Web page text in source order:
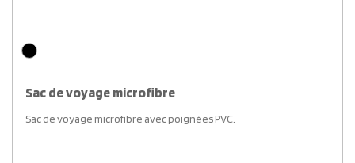
Sac de voyage microfibre
Sac de voyage microfibre avec poignées PVC.